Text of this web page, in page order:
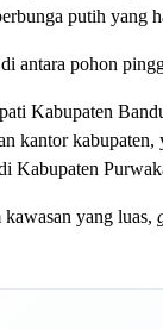
putih yang
antara pohon
Kabupaten
kantor
Kabupaten
yang luas,